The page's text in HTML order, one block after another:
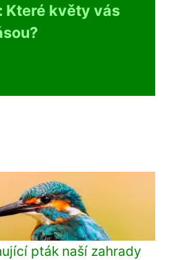
Které květy vás
pták naší zahrady